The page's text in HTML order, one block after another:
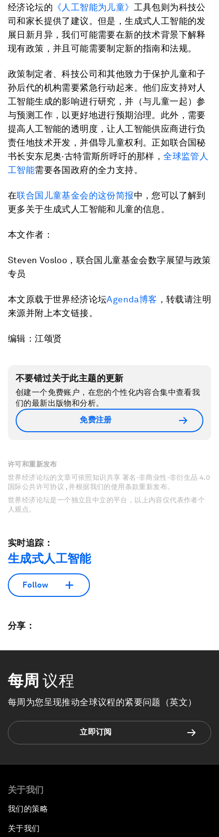
经济论坛的 《人工智能为儿童》 工具包则为科技公
司和家长提供了建议。但是，生成式人工智能的发
展日新月异，我们可能需要在新的技术背景下解释
现有政策，并且可能需要制定新的指南和法规。
政策制定者、科技公司和其他致力于保护儿童和子
孙后代的机构需要紧急行动起来。他们应支持对人
工智能生成的影响进行研究，并（与儿童一起）参
与预测工作，以更好地进行预期治理。此外，需要
提高人工智能的透明度，让人工智能供应商进行负
责任地技术开发，并倡导儿童权利。正如联合国秘
书长安东尼奥·古特雷斯所呼吁的那样，全球监管人
工智能需要各国政府的全力支持。
在联合国儿童基金会的这份简报中，您可以了解到
更多关于生成式人工智能和儿童的信息。
本文作者：
Steven Vosloo，联合国儿童基金会数字展望与政策
专员
本文原载于世界经济论坛Agenda博客 ，转载请注明
来源并附上本文链接。
编辑：江颂贤
不要错过关于此主题的更新
创建一个免费账户，在您的个性化内容合集中查看我
们的最新出版物和分析。
免费注册
许可和重新发布
世界经济论坛的文章可依照知识共享 署名-非商业性-非衍生品 4.0
国际公共许可协议 , 并根据我们的使用条款重新发布。
世界经济论坛是一个独立且中立的平台，以上内容仅代表作者个
人观点。
实时追踪：
生成式人工智能
Follow
分享：
每周 议程
每周为您呈现推动全球议程的紧要问题（英文）
立即订阅
关于我们
我们的策略
关于我们